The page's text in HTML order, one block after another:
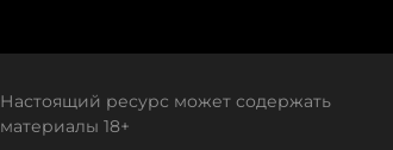
Настоящий ресурс может содержать
материалы 18+